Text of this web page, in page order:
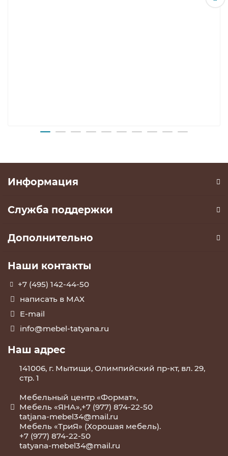
Информация
Служба поддержки
Дополнительно
Наши контакты
+7 (495) 142-44-50
написать в МАХ
E-mail
info@mebel-tatyana.ru
Наш адрес
141006, г. Мытищи, Олимпийский пр-кт, вл. 29,
стр. 1
Мебельный центр «Формат»,
Мебель «ЯНА»,+7 (977) 874-22-50
tatjana-mebel34@mail.ru
Мебель «ТриЯ» (Хорошая мебель).
+7 (977) 874-22-50
tatyana-mebel34@mail.ru